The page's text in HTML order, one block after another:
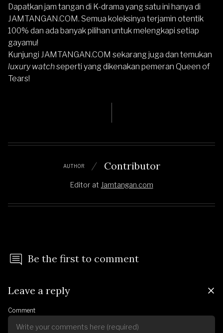
Dapatkan jam tangan di K-drama yang satu ini hanya di
JAMTANGAN.COM. Semua koleksinya terjamin otentik
100% dan ada banyak pilihan untuk melengkapi setiap
gayamu!
Kunjungi JAMTANGAN.COM sekarang juga dan temukan
luxury watchseperti yang dikenakan pemeran Queen of
Tears!
AUTHOR Contributor
Editor at Jamtangan.com
Be the first to comment
Leave a reply
Comment